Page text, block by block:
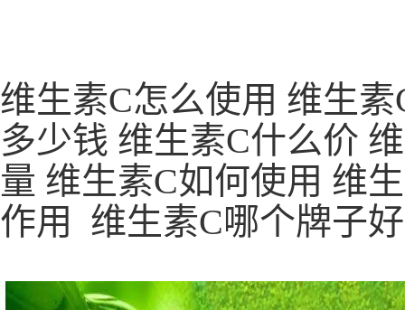
维生素C怎么使用 维生
多少钱 维生素C什么价
量 维生素C如何使用 维
作用 维生素C哪个牌子好